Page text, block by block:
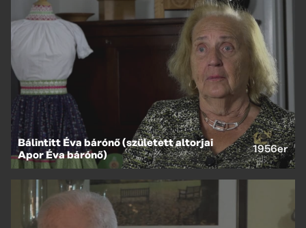
Bálintitt Éva bárónő (született altorjai
Apor Éva bárónő)
1956er